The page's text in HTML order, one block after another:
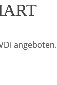
angeboten.